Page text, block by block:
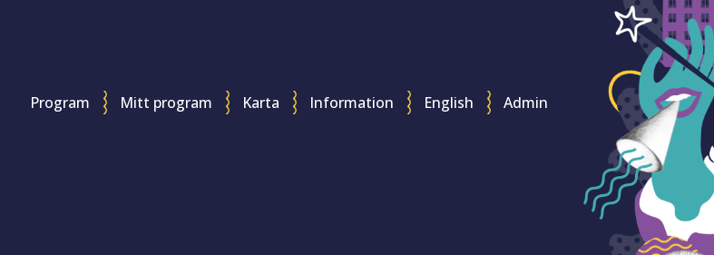
Program Mitt program Karta Information English Admin